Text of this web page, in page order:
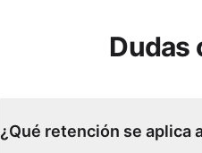
Dudas
¿Qué retención se aplica